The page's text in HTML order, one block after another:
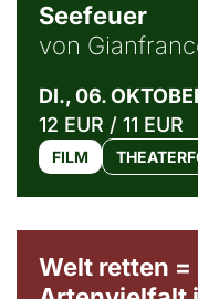
Seefeuer
von
DI., 06.
12 EUR / 11 EUR
FILM
Welt retten